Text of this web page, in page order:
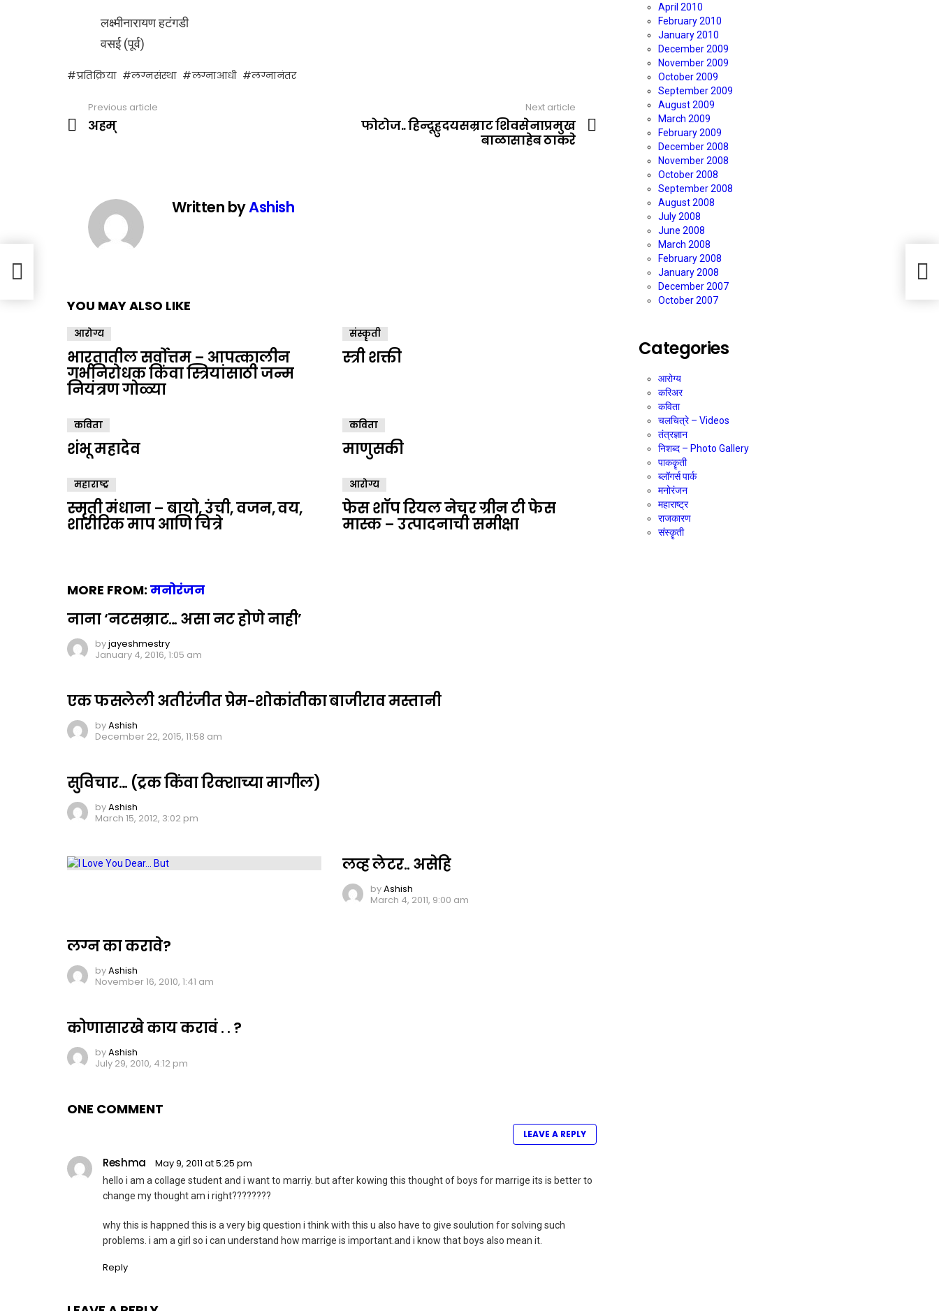
लक्ष्मीनारायण हटंगडी
वसई (पूर्व)
प्रतिक्रिया लग्नसंस्था लग्नाआधी लग्नानंतर
more
Previous article
अहम्
Next article
फोटोज.. हिन्दूह्रुदयसम्राट शिवसेनाप्रमुख
बाळासाहेब ठाकरे
Written byAshish
YOU MAY ALSO LIKE
आरोग्य
भारतातील सर्वोत्तम – आपत्कालीन
गर्भनिरोधक किंवा स्त्रियांसाठी जन्म
नियंत्रण गोळ्या
संस्कॄती
स्त्री शक्ती
कविता
शंभू महादेव
कविता
माणुसकी
महाराष्ट्र
स्मृती मंधाना – बायो, उंची, वजन, वय,
शारीरिक माप आणि चित्रे
आरोग्य
फेस शॉप रियल नेचर ग्रीन टी फेस
मास्क – उत्पादनाची समीक्षा
MORE FROM: मनोरंजन
नाना ‘नटसम्राट… असा नट होणे नाही’
byjayeshmestry
January 4, 2016, 1:05 am
एक फसलेली अतीरंजीत प्रेम-शोकांतीका बाजीराव मस्तानी
byAshish
December 22, 2015, 11:58 am
सुविचार… (ट्रक किंवा रिक्शाच्या मागील)
byAshish
March 15, 2012, 3:02 pm
लव्ह लेटर.. असेहि
byAshish
March 4, 2011, 9:00 am
लग्न का करावे?
byAshish
November 16, 2010, 1:41 am
कोणासारखे काय करावं . . ?
byAshish
July 29, 2010, 4:12 pm
ONE COMMENT
LEAVE A REPLY
Reshma May 9, 2011 at 5:25 pm
hello i am a collage student and i want to marriy. but after kowing this thought of boys for marrige its is better to
change my thought am i right????????
why this is happned this is a very big question i think with this u also have to give soulution for solving such
problems. i am a girl so i can understand how marrige is important.and i know that boys also mean it.
Reply
April 2010
February 2010
January 2010
December 2009
November 2009
October 2009
September 2009
August 2009
March 2009
February 2009
December 2008
November 2008
October 2008
September 2008
August 2008
July 2008
June 2008
March 2008
February 2008
January 2008
December 2007
October 2007
Categories
आरोग्य
करिअर
कविता
चलचित्रे – Videos
तंत्रज्ञान
निशब्द – Photo Gallery
पाककॄती
ब्लॉगर्स पार्क
मनोरंजन
महाराष्ट्र
राजकारण
संस्कॄती